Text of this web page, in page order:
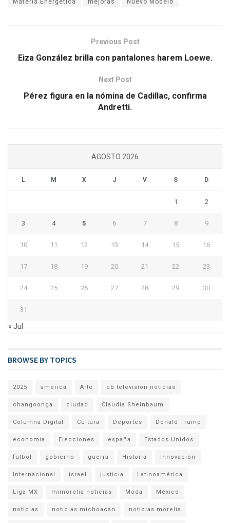
Materia Energética mejoras Nuevo Modelo
Previous Post
Eiza González brilla con pantalones harem Loewe.
Next Post
Pérez figura en la nómina de Cadillac, confirma
Andretti.
AGOSTO 2026
L M X J V S D
1 2
3 4 5 6 7 8 9
10 11 12 13 14 15 16
17 18 19 20 21 22 23
24 25 26 27 28 29 30
31
« Jul
BROWSE BY TOPICS
2025 america Arte cb television noticias
changoonga ciudad Claudia Sheinbaum
Columna Digital Cultura Deportes Donald Trump
economia Elecciones españa Estados Unidos
fútbol gobierno guerra Historia Innovación
Internacional israel justicia Latinoamérica
Liga MX mimorelia noticias Moda México
noticias noticias michoacan noticias morelia